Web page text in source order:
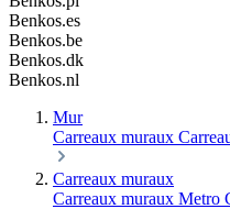
Benkos.es
Benkos.be
Benkos.dk
Benkos.nl
Mur
Carreaux muraux
Carreaux muraux
Carreaux muraux Metro